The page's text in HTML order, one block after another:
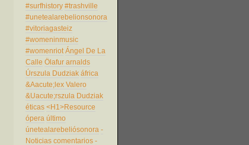
#surfhistory #trashville
#unetealarebelionsonora
#vitoriagasteiz
#womeninmusic
#womenriot Ángel De La
Calle Ölafur arnalds
Úrszula Dudziak áfrica
&Aacute;lex Valero
&Uacute;rszula Dudziak
éticas <H1>Resource
ópera último
únetealarebeliósonora -
Noticias comentarios -